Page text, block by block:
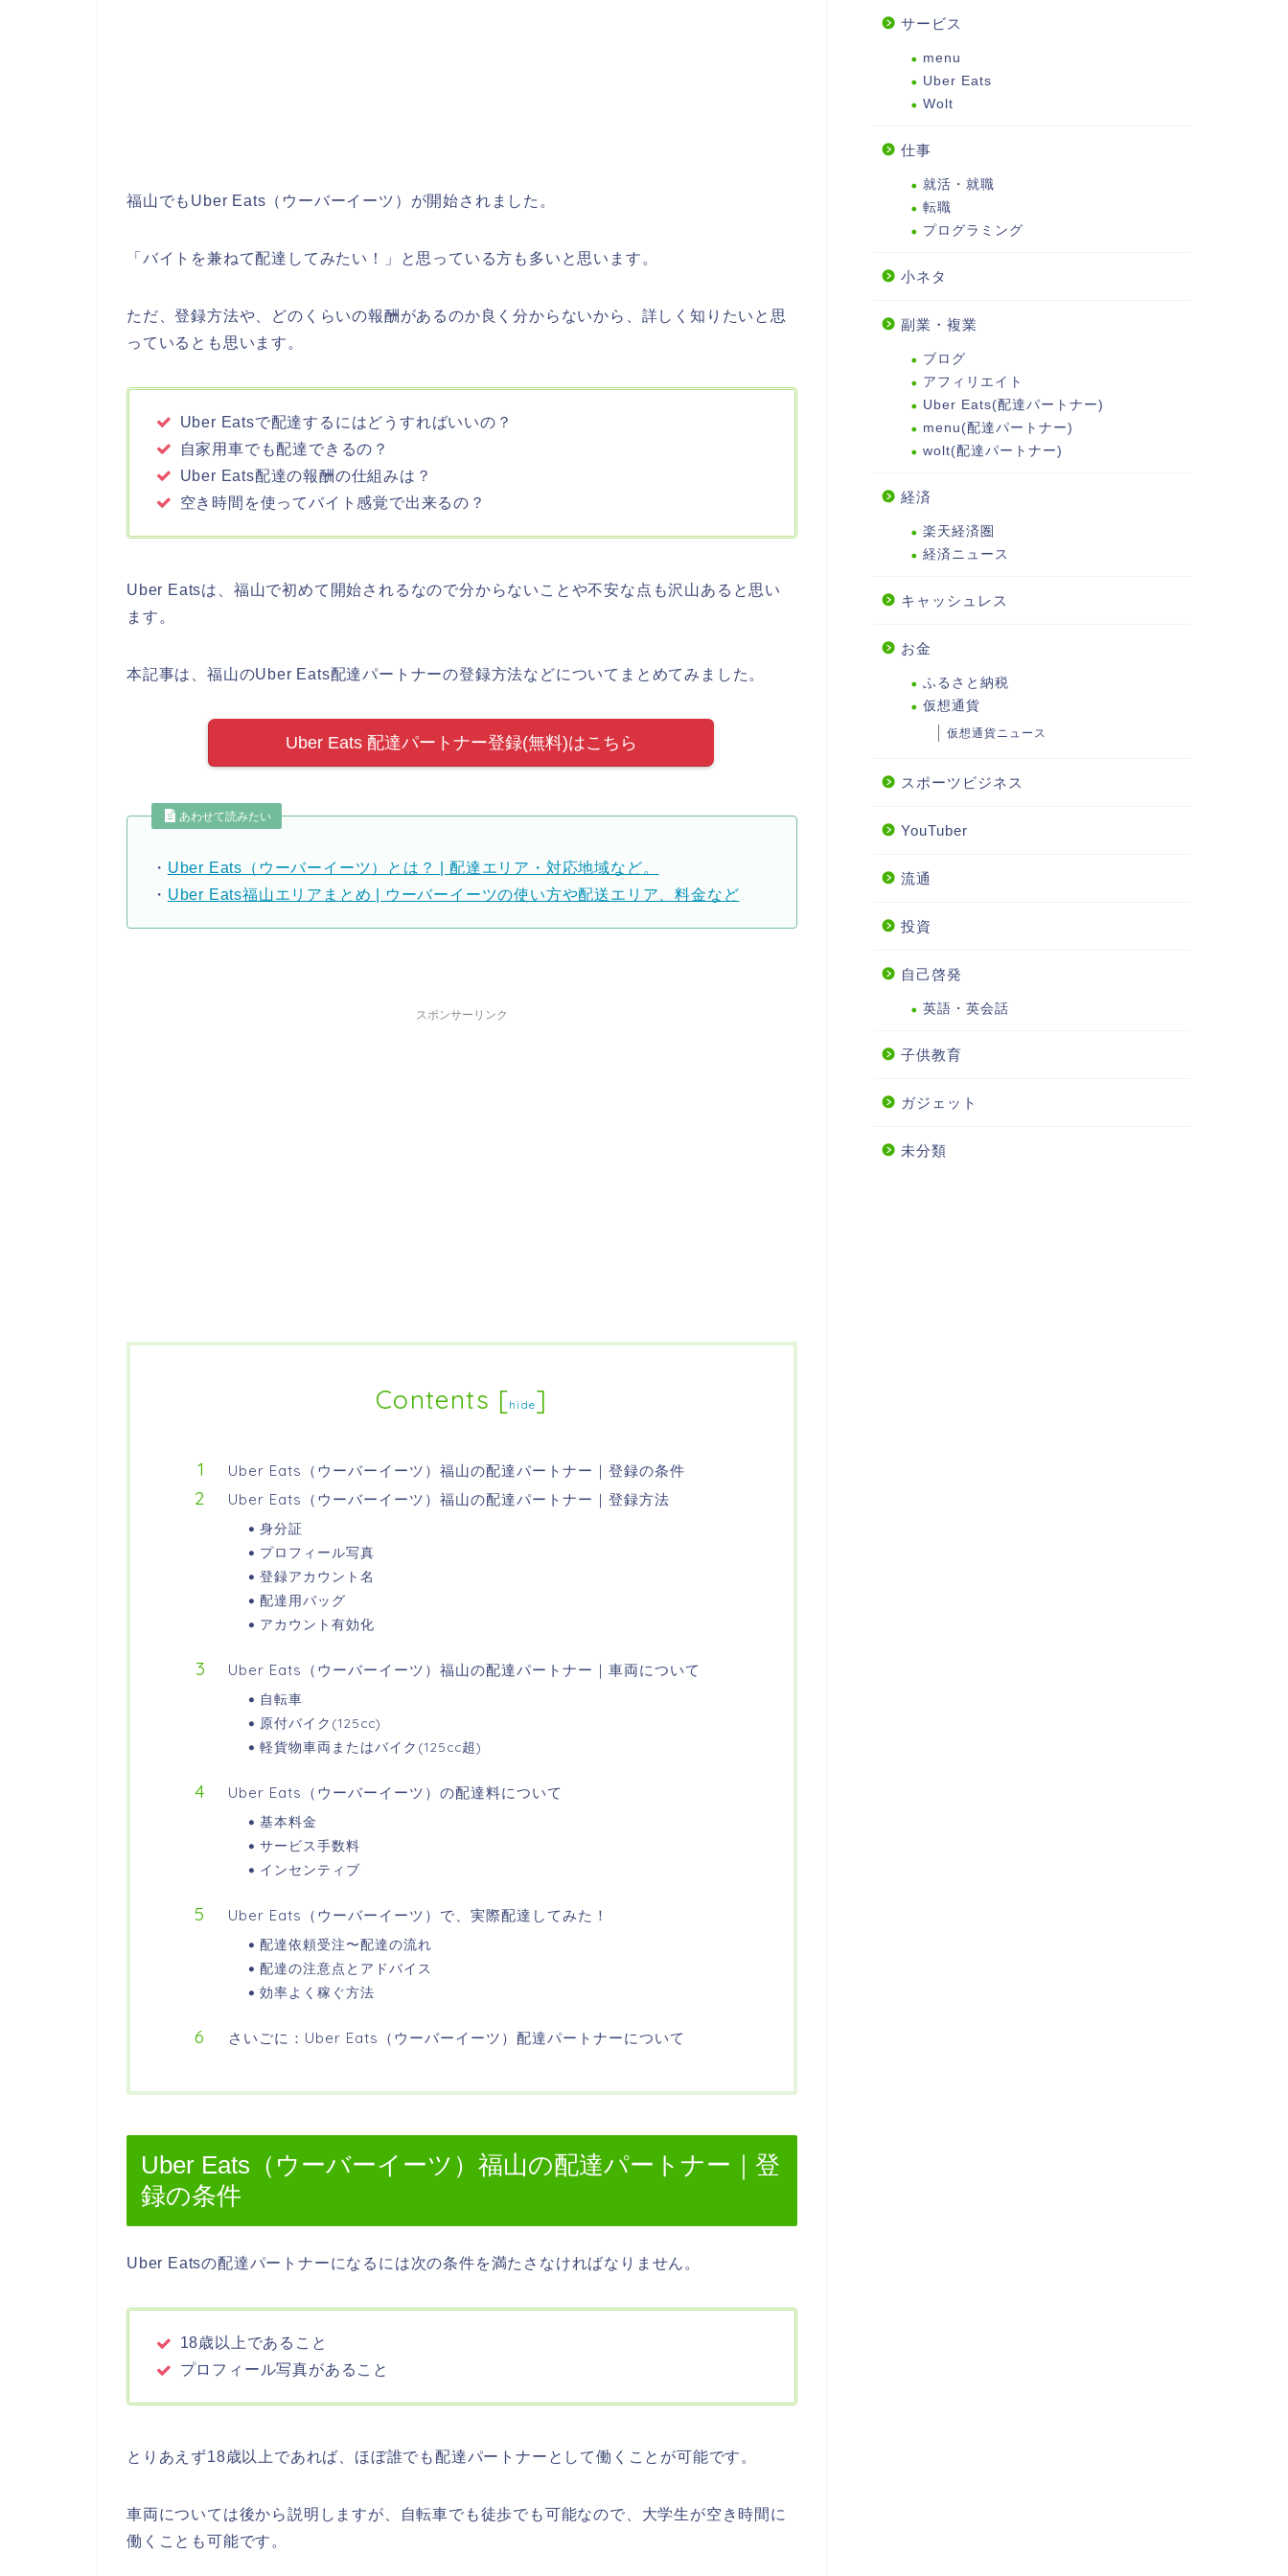
福山でもUber Eats（ウーバーイーツ）が開始されました。
「バイトを兼ねて配達してみたい！」と思っている方も多いと思います。
ただ、登録方法や、どのくらいの報酬があるのか良く分からないから、詳しく知りたいと思
っているとも思います。
Uber Eatsで配達するにはどうすればいいの？
自家用車でも配達できるの？
Uber Eats配達の報酬の仕組みは？
空き時間を使ってバイト感覚で出来るの？
Uber Eatsは、福山で初めて開始されるなので分からないことや不安な点も沢山あると思い
ます。
本記事は、福山のUber Eats配達パートナーの登録方法などについてまとめてみました。
Uber Eats 配達パートナー登録(無料)はこちら
あわせて読みたい
・ Uber Eats（ウーバーイーツ）とは？ | 配達エリア・対応地域など。
・ Uber Eats福山エリアまとめ | ウーバーイーツの使い方や配送エリア、料金など
スポンサーリンク
Contents [hide]
Uber Eats（ウーバーイーツ）福山の配達パートナー｜登録の条件
Uber Eats（ウーバーイーツ）福山の配達パートナー｜登録方法
身分証
プロフィール写真
登録アカウント名
配達用バッグ
アカウント有効化
Uber Eats（ウーバーイーツ）福山の配達パートナー｜車両について
自転車
原付バイク(125cc)
軽貨物車両またはバイク(125cc超)
Uber Eats（ウーバーイーツ）の配達料について
基本料金
サービス手数料
インセンティブ
Uber Eats（ウーバーイーツ）で、実際配達してみた！
配達依頼受注〜配達の流れ
配達の注意点とアドバイス
効率よく稼ぐ方法
さいごに：Uber Eats（ウーバーイーツ）配達パートナーについて
Uber Eats（ウーバーイーツ）福山の配達パートナー｜登
録の条件
Uber Eatsの配達パートナーになるには次の条件を満たさなければなりません。
18歳以上であること
プロフィール写真があること
とりあえず18歳以上であれば、ほぼ誰でも配達パートナーとして働くことが可能です。
車両については後から説明しますが、自転車でも徒歩でも可能なので、大学生が空き時間に
働くことも可能です。
サービス
menu
Uber Eats
Wolt
仕事
就活・就職
転職
プログラミング
小ネタ
副業・複業
ブログ
アフィリエイト
Uber Eats(配達パートナー)
menu(配達パートナー)
wolt(配達パートナー)
経済
楽天経済圏
経済ニュース
キャッシュレス
お金
ふるさと納税
仮想通貨
仮想通貨ニュース
スポーツビジネス
YouTuber
流通
投資
自己啓発
英語・英会話
子供教育
ガジェット
未分類